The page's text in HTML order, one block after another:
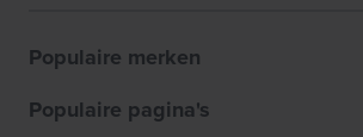
Populaire merken
Populaire pagina's